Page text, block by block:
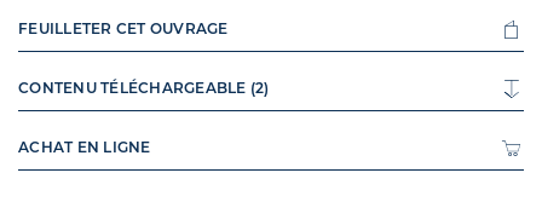
FEUILLETER CET OUVRAGE
CONTENU TÉLÉCHARGEABLE (2)
ACHAT EN LIGNE